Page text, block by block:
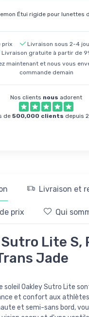
Étui rigide pour lunettes
prix
Livraison sous 2-4
Livraison gratuite à partir de
maintenant et nous vous
commande demain
Nos clients nous adorent
de 500,000 clients depuis
Livraison et
prix Qui
Lite S,
Jade
soleil Oakley Sutro Lite
et confort aux athlètes
et semi-sans bord,